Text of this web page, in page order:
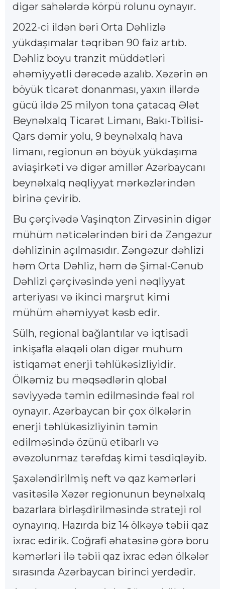
digər sahələrdə körpü rolunu oynayır.
2022-ci ildən bəri Orta Dəhlizlə
yükdaşımalar təqribən 90 faiz artıb.
Dəhliz boyu tranzit müddətləri
əhəmiyyətli dərəcədə azalıb. Xəzərin ən
böyük ticarət donanması, yaxın illərdə
gücü ildə 25 milyon tona çatacaq Ələt
Beynəlxalq Ticarət Limanı, Bakı-Tbilisi-
Qars dəmir yolu, 9 beynəlxalq hava
limanı, regionun ən böyük yükdaşıma
aviaşirkəti və digər amillər Azərbaycanı
beynəlxalq nəqliyyat mərkəzlərindən
birinə çevirib.
Bu çərçivədə Vaşinqton Zirvəsinin digər
mühüm nəticələrindən biri də Zəngəzur
dəhlizinin açılmasıdır. Zəngəzur dəhlizi
həm Orta Dəhliz, həm də Şimal-Cənub
Dəhlizi çərçivəsində yeni nəqliyyat
arteriyası və ikinci marşrut kimi
mühüm əhəmiyyət kəsb edir.
Sülh, regional bağlantılar və iqtisadi
inkişafla əlaqəli olan digər mühüm
istiqamət enerji təhlükəsizliyidir.
Ölkəmiz bu məqsədlərin qlobal
səviyyədə təmin edilməsində fəal rol
oynayır. Azərbaycan bir çox ölkələrin
enerji təhlükəsizliyinin təmin
edilməsində özünü etibarlı və
əvəzolunmaz tərəfdaş kimi təsdiqləyib.
Şaxələndirilmiş neft və qaz kəmərləri
vasitəsilə Xəzər regionunun beynəlxalq
bazarlara birləşdirilməsində strateji rol
oynayırıq. Hazırda biz 14 ölkəyə təbii qaz
ixrac edirik. Coğrafi əhatəsinə görə boru
kəmərləri ilə təbii qaz ixrac edən ölkələr
sırasında Azərbaycan birinci yerdədir.